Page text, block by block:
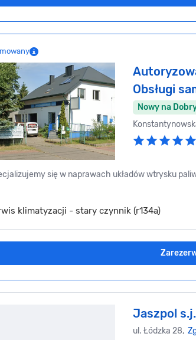
Obsługi
Nowy na
się w naprawach układów wtrysku
klimatyzacji - stary czynnik (r134a)
Jaszpol s.j.
ul. Łódzka 28,